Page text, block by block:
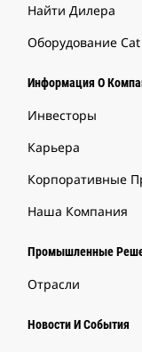
Найти Дилера
Оборудование
Информация О
Инвесторы
Карьера
Корпоративные
Наша Компания
Промышленные
Отрасли
Новости И События